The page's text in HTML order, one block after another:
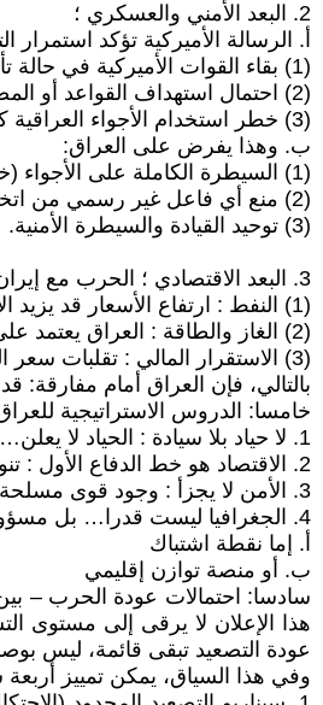
2. البعد الأمني والعسكري ؛
أ‌. الرسالة الأميركية تؤكد استمرار
(1) بقاء القوات الأميركية في حالة تأهب.
(2) احتمال استهداف القواعد أو المصالح الأميركية داخل العراق.
(3) خطر استخدام الأجواء العراقية كممر للعمليات.
ب‌. وهذا يفرض على العراق:
(1) السيطرة الكاملة على الأجواء (خصوصا المسيرات).
(2) منع أي فاعل غير رسمي من اتخاذ قرار الحرب.
(3) توحيد القيادة والسيطرة الأمنية.
3. البعد الاقتصادي ؛ الحرب مع إيران – حتى لو توقفت مؤقتا – لها تداعيات مباشرة على الاقتصاد العراقي:
(1) النفط : ارتفاع الأسعار قد يزيد الإيرادات مؤقتاً لكن أي تصعيد في مضيق هرمز قد يعرض الصادرات للخطر.
(2) الغاز والطاقة : العراق يعتمد على الغاز الإيراني. أي تصعيد قد يؤدي إلى أزمة كهرباء داخلية.
(3) الاستقرار المالي : تقلبات سعر الصرف. ، ضغط على الاحتياطيات. ، تراجع الثقة الاستثمارية.
بالتالي، فإن العراق أمام
خامسا: الدروس الاستراتيجية
1. لا حياد بلا سيادة : الحياد لا يعلن… بل يفرض عبر السيطرة الفعلية على الأرض والجو والقرار.
2. الاقتصاد هو خط الدفاع الأول : تنويع الإيرادات، وتقليل الاعتماد على النفط والغاز الإيراني، لم يعد خيارا بل ضرورة.
3. الأمن لا يجزأ : وجود قوى مسلحة خارج السيطرة الكاملة للدولة يعني أن قرار الحرب ليس عراقيا بالكامل.
4. الجغرافيا ليست قدرا… بل مسؤولية : موقع العراق بين إيران والخليج يمكن أن يكون:
أ‌. إما نقطة اشتباك
ب‌. أو منصة توازن إقليمي
سادسا: احتمالات عودة الحرب –
هذا الإعلان لا يرقى إلى مستوى
عودة التصعيد تبقى قائمة، ليس
وفي هذا السياق، يمكن تمييز أربعة